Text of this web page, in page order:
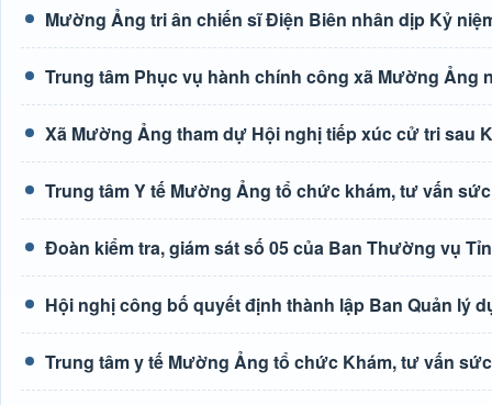
Mường Ảng tri ân chiến sĩ Điện Biên nhân dịp Kỷ
Trung tâm Phục vụ hành chính công xã Mường Ảng
Xã Mường Ảng tham dự Hội nghị tiếp xúc cử tri sau
Trung tâm Y tế Mường Ảng tổ chức khám, tư vấn
Đoàn kiểm tra, giám sát số 05 của Ban Thường vụ
Hội nghị công bố quyết định thành lập Ban Quản lý
Trung tâm y tế Mường Ảng tổ chức Khám, tư vấn